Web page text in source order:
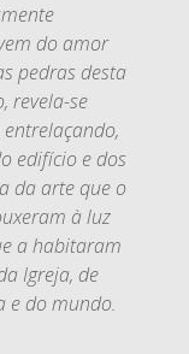
do amor
pedras desta
revela-se
edifício e dos
da arte que o
à luz
a habitaram
Igreja, de
e do mundo.